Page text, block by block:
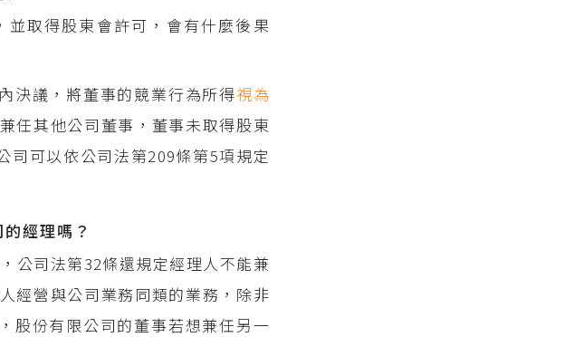
取得股東會許可，會有什麼後果
決議，將董事的競業行為所得視為
任其他公司董事，董事未取得股東
司可以依公司法第209條第5項規定
經理嗎？
公司法第32條還規定經理人不能兼
經營與公司業務同類的業務，除非
股份有限公司的董事若想兼任另一